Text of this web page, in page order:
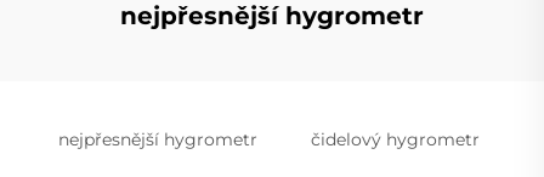
nejpřesnější hygrometr
nejpřesnější hygrometr čidelový hygrometr